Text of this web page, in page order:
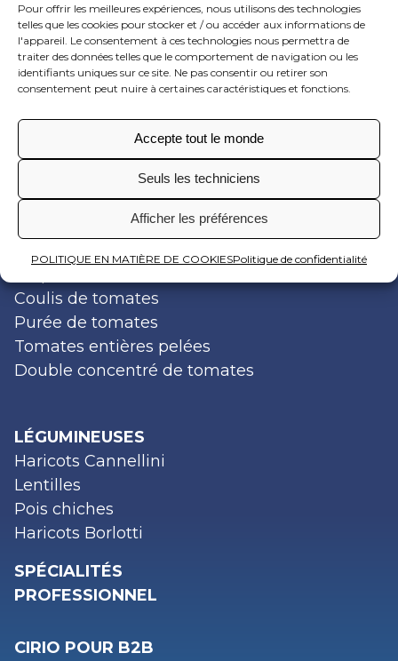
Pour offrir les meilleures expériences, nous utilisons des technologies
telles que les cookies pour stocker et / ou accéder aux informations de
l'appareil. Le consentement à ces technologies nous permettra de
traiter des données telles que le comportement de navigation ou les
identifiants uniques sur ce site. Ne pas consentir ou retirer son
consentement peut nuire à certaines caractéristiques et fonctions.
Accepte tout le monde
Seuls les techniciens
Afficher les préférences
POLITIQUE EN MATIÈRE DE COOKIESPolitique de confidentialité
CIRIO
Certifications
Coulis de tomates
Purée de tomates
Tomates entières pelées
Double concentré de tomates
LÉGUMINEUSES
Haricots Cannellini
Lentilles
Pois chiches
Haricots Borlotti
SPÉCIALITÉS
PROFESSIONNEL
CIRIO POUR B2B